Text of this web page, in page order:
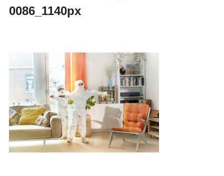
0086_1140px